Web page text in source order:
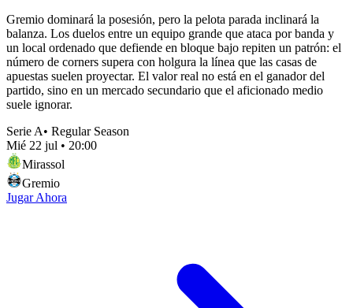
Gremio dominará la posesión, pero la pelota parada inclinará la
balanza. Los duelos entre un equipo grande que ataca por banda y
un local ordenado que defiende en bloque bajo repiten un patrón: el
número de corners supera con holgura la línea que las casas de
apuestas suelen proyectar. El valor real no está en el ganador del
partido, sino en un mercado secundario que el aficionado medio
suele ignorar.
Serie A• Regular Season
Mié 22 jul • 20:00
Mirassol
Gremio
Jugar Ahora